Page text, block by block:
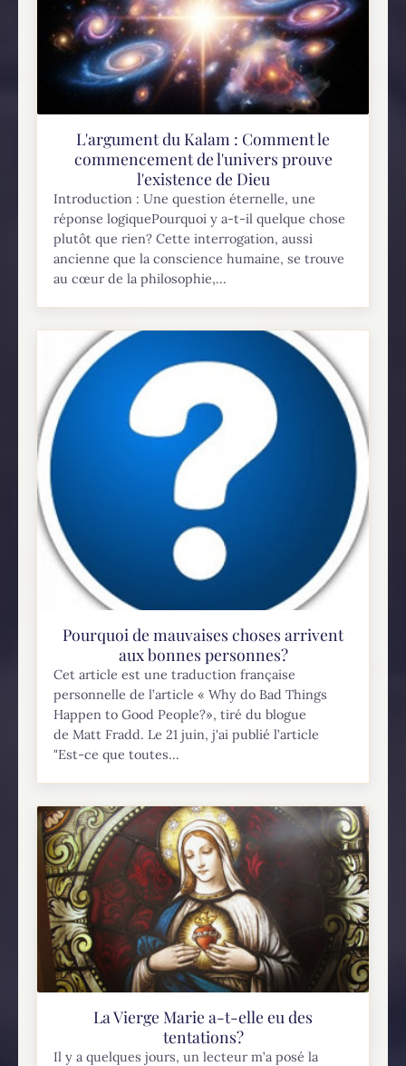
L'argument du Kalam : Comment le
commencement de l'univers prouve
l'existence de Dieu
Introduction : Une question éternelle, une
réponse logiquePourquoi y a-t-il quelque chose
plutôt que rien? Cette interrogation, aussi
ancienne que la conscience humaine, se trouve
au cœur de la philosophie,...
Pourquoi de mauvaises choses arrivent
aux bonnes personnes?
Cet article est une traduction française
personnelle de l’article « Why do Bad Things
Happen to Good People?», tiré du blogue
de Matt Fradd. Le 21 juin, j'ai publié l’article
"Est-ce que toutes...
La Vierge Marie a-t-elle eu des
tentations?
Il y a quelques jours, un lecteur m’a posé la